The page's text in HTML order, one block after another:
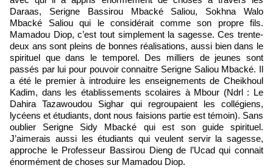
Daraas, Serigne Bassirou Mbacké Saliou, Sokhna Walo
Mbacké Saliou qui le considérait comme son propre fils.
Mamadou Diop, c’est tout simplement la sagesse. Ces trente-
deux ans sont pleins de bonnes réalisations, aussi bien dans le
spirituel que dans le temporel. Des milliers de jeunes sont
passés par lui pour pouvoir connaitre Serigne Saliou Mbacké. Il
a été le premier à introduire les enseignements de Cheikhoul
Kadim, dans les établissements scolaires à Mbour (Ndrl : Le
Dahira Tazawoudou Sighar qui regroupaient les collégiens,
lycéens et étudiants, dont nous faisions partie est témoin). Sans
oublier Serigne Sidy Mbacké qui est son guide spirituel.
J’aimerais aussi les étudiants qui veulent servir la sagesse,
approche le Professeur Bassirou Dieng de l’Ucad qui connait
énormément de choses sur Mamadou Diop.